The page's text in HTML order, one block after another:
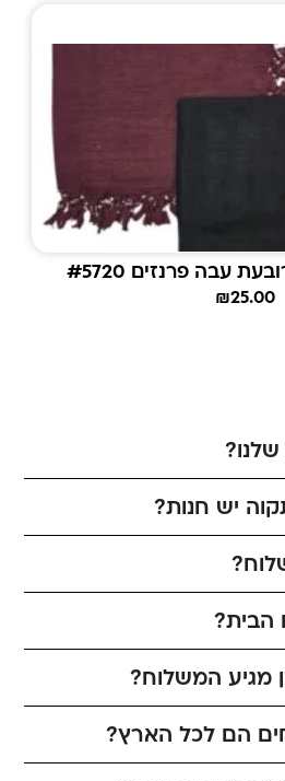
עבה פרנזים #5720
₪25.00
שלנו?
יש חנות?
מגיע המשלוח?
הם לכל הארץ?